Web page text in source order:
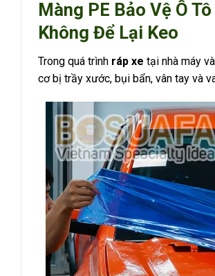
Màng PE Bảo Vệ Ô
Không Để Lại Keo
Trong quá trình ráp xe tại nhà máy và
cơ bị trầy xước, bụi bẩn, vân tay và